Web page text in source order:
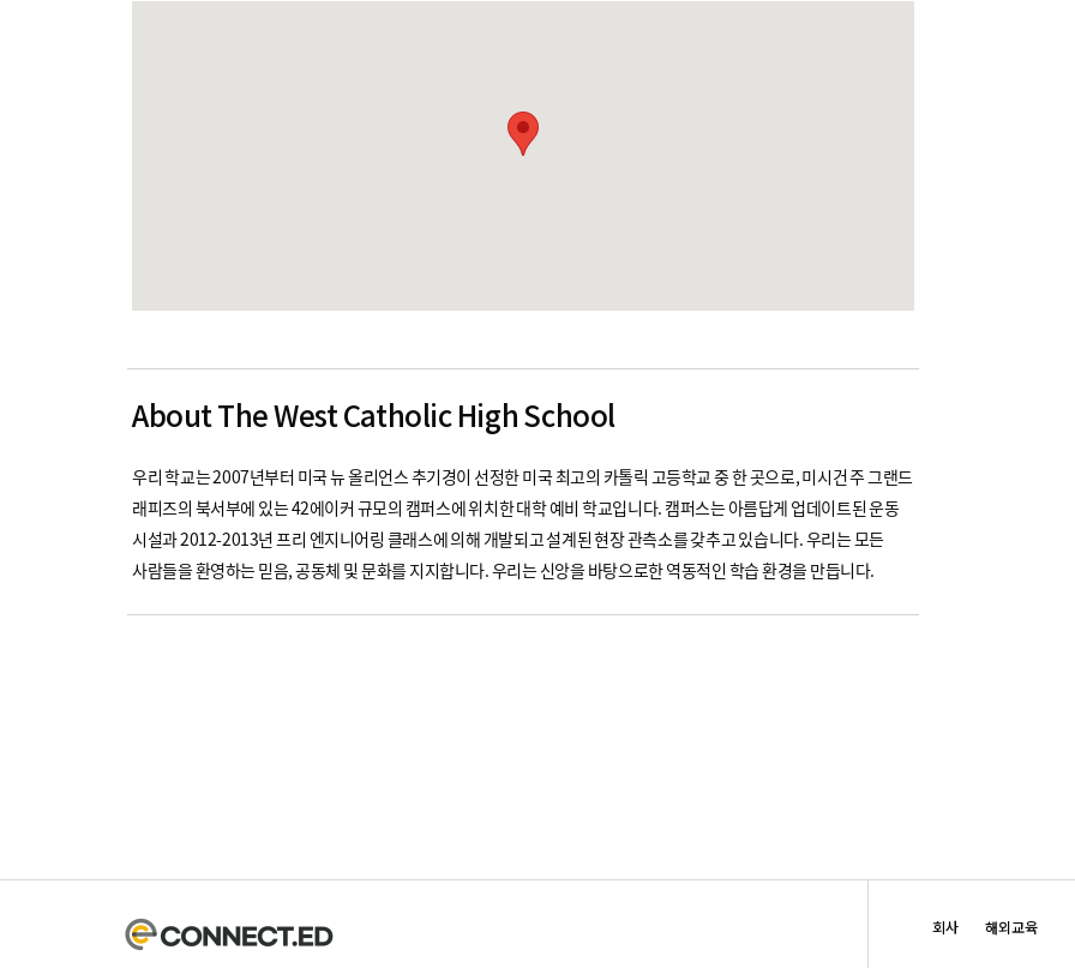
About The West Catholic High School
우리 학교는 2007년부터 미국 뉴 올리언스 추기경이 선정한 미국 최고의 카톨릭 고등학교 중 한 곳으로, 미시건 주 그랜드
래피즈의 북서부에 있는 42에이커 규모의 캠퍼스에 위치한 대학 예비 학교입니다. 캠퍼스는 아름답게 업데이트된 운동
시설과 2012-2013년 프리 엔지니어링 클래스에 의해 개발되고 설계된 현장 관측소를 갖추고 있습니다. 우리는 모든
사람들을 환영하는 믿음, 공동체 및 문화를 지지합니다. 우리는 신앙을 바탕으로한 역동적인 학습 환경을 만듭니다.
회사 해외교육